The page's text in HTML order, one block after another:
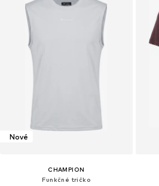
Nové
CHAMPION
Funkčné tričko